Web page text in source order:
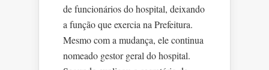
de funcionários do hospital, deixando
a função que exercia na Prefeitura.
Mesmo com a mudança, ele continua
nomeado gestor geral do hospital.